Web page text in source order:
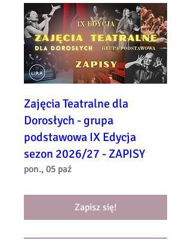
Zajęcia Teatralne dla
Dorosłych - grupa
podstawowa IX Edycja
sezon 2026/27 - ZAPISY
pon., 05 paź
Zapisz się!